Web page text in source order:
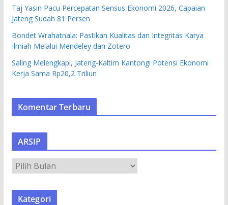
Taj Yasin Pacu Percepatan Sensus Ekonomi 2026, Capaian
Jateng Sudah 81 Persen
Bondet Wrahatnala: Pastikan Kualitas dan Integritas Karya
Ilmiah Melalui Mendeley dan Zotero
Saling Melengkapi, Jateng-Kaltim Kantongi Potensi Ekonomi
Kerja Sama Rp20,2 Triliun
Komentar Terbaru
ARSIP
R
S
Kategori